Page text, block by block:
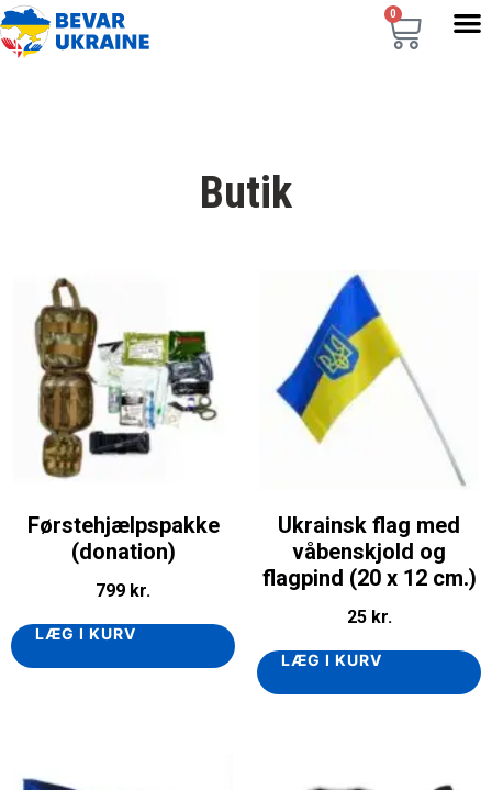
0
Butik
Førstehjælpspakke
(donation)
799 kr.
LÆG I KURV
Ukrainsk flag med
våbenskjold og
flagpind (20 x 12 cm.)
25 kr.
LÆG I KURV